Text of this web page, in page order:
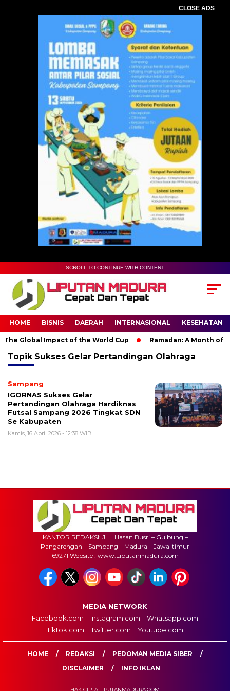
CLOSE ADS
SCROLL TO CONTINUE WITH CONTENT
HOME BISNIS DAERAH INTERNASIONAL KESEHATAN
Global Impact of the World Cup Ramadan: A Month of
Topik Sukses Gelar Pertandingan Olahraga
Sampang
IGORNAS Sukses Gelar
Pertandingan Olahraga Hardiknas
Futsal Sampang 2026 Tingkat SDN
Se Kabupaten
Kamis, 16 April 2026 - 12:38 WIB
KANTOR REDAKSI: Jl H.Hasan Busri – Gulbung –
Pangarengan – Sampang – Madura – Jawa-timur
69271 Website : www.Liputanmadura.com
MEDIA NETWORK
Facebook.com
Instagram.com
Whatsapp.com
Tiktok.com
Twitter.com Youtube.com
HOME REDAKSI
PEDOMAN MEDIA SIBER
DISCLAIMER
INFO IKLAN